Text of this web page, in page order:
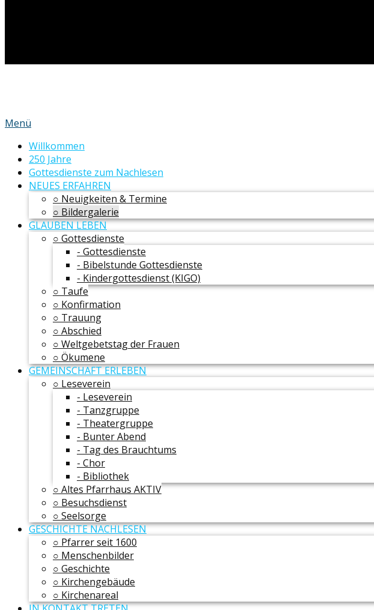
Menü
Willkommen
250 Jahre
Gottesdienste zum Nachlesen
NEUES ERFAHREN
○ Neuigkeiten & Termine
○ Bildergalerie
GLAUBEN LEBEN
○ Gottesdienste
- Gottesdienste
- Bibelstunde Gottesdienste
- Kindergottesdienst (KIGO)
○ Taufe
○ Konfirmation
○ Trauung
○ Abschied
○ Weltgebetstag der Frauen
○ Ökumene
GEMEINSCHAFT ERLEBEN
○ Leseverein
- Leseverein
- Tanzgruppe
- Theatergruppe
- Bunter Abend
- Tag des Brauchtums
- Chor
- Bibliothek
○ Altes Pfarrhaus AKTIV
○ Besuchsdienst
○ Seelsorge
GESCHICHTE NACHLESEN
○ Pfarrer seit 1600
○ Menschenbilder
○ Geschichte
○ Kirchengebäude
○ Kirchenareal